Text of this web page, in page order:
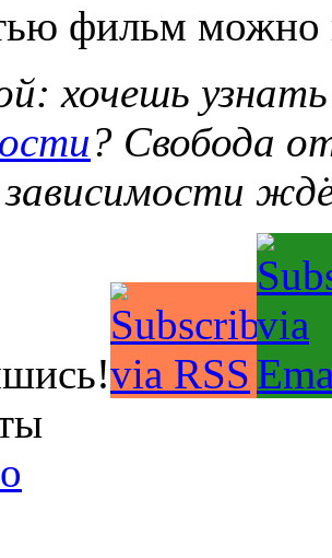
фильм можно
хочешь
? Свобода
зависимости